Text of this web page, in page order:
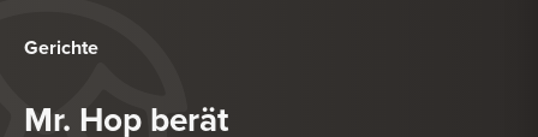
Gerichte
Mr. Hop berät